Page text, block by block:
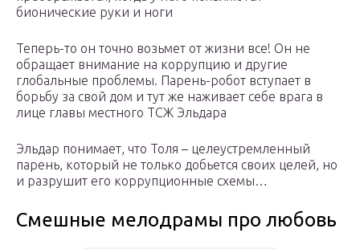
бионические руки и ноги
Теперь-то он точно возьмет от жизни все! Он не
обращает внимание на коррупцию и другие
глобальные проблемы. Парень-робот вступает в
борьбу за свой дом и тут же наживает себе врага в
лице главы местного ТСЖ Эльдара
Эльдар понимает, что Толя – целеустремленный
парень, который не только добьется своих целей, но
и разрушит его коррупционные схемы…
Смешные мелодрамы про любовь